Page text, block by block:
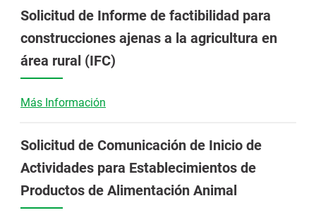
Solicitud de Informe de factibilidad para
construcciones ajenas a la agricultura en
área rural (IFC)
Más Información
Solicitud de Comunicación de Inicio de
Actividades para Establecimientos de
Productos de Alimentación Animal